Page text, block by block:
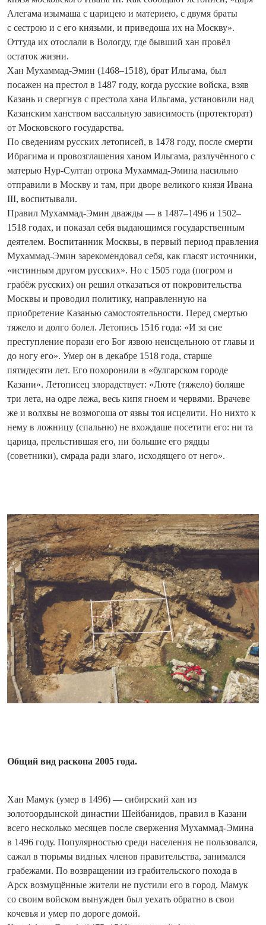
Алегама изымаша с царицею и материею, с двумя браты
с сестрою и с его князьми, и приведоша их на Москву».
Оттуда их отослали в Вологду, где бывший хан провёл
остаток жизни.
Хан Мухаммад-Эмин (1468–1518), брат Ильгама, был
посажен на престол в 1487 году, ко­гда русские войска, взяв
Казань и сверг­нув с престола хана Ильгама, установили над
Казанским ханством вассальную зависимость (протекторат)
от Московского государства.
По сведениям русских летописей, в 1478 году, после смерти
Ибрагима и провозглашения ханом Ильгама, разлучённого с
матерью Нур-Султан отрока Мухаммад-Эмина насильно
отправили в Москву и там, при дворе великого князя Ивана
III, воспитывали.
Правил Мухаммад-Эмин дважды — в 1487–1496 и 1502–
1518 годах, и показал себя выдающимся государственным
деятелем. Воспитанник Москвы, в первый период правления
Мухаммад-Эмин зарекомендовал себя, как гласят источники,
«истинным другом русских». Но с 1505 года (погром и
грабёж русских) он решил отказаться от покровительства
Москвы и проводил политику, направленную на
приобретение Казанью самостоятельности. Перед смертью
тяжело и долго болел. Летопись 1516 года: «И за сие
преступление порази его Бог язвою неисцельною от главы и
до ногу его». Умер он в декабре 1518 года, старше
пятидесяти лет. Его похоронили в «булгарском городе
Казани». Летописец злорадствует: «Люте (тяжело) боляше
три лета, на одре лежа, весь кипя гноем и червями. Врачеве
же и волхвы не возмогоша от язвы тоя исцелити. Но нихто к
нему в ложницу (спальню) не вхождаше посетити его: ни та
царица, прельстившая его, ни большие его рядцы
(советники), смрада ради злаго, исходящего от него».
Общий вид раскопа 2005 года.
Хан Мамук (умер в 1496) — сибирский хан из
золотоордынской династии Шейбанидов, правил в Казани
всего несколько месяцев после свержения Мухаммад-Эмина
в 1496 году. Популярностью среди населения не пользовался,
сажал в тюрьмы видных членов правительства, занимался
грабежами. По возвращении из грабительского похода в
Арск возмущённые жители не пустили его в город. Мамук
со своим войском вынужден был уехать обратно в свои
кочевья и умер по дороге домой.